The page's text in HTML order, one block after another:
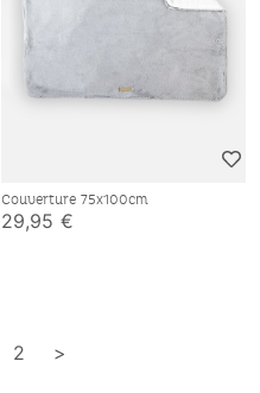
Couverture 75x100cm
29,95 €
2 >